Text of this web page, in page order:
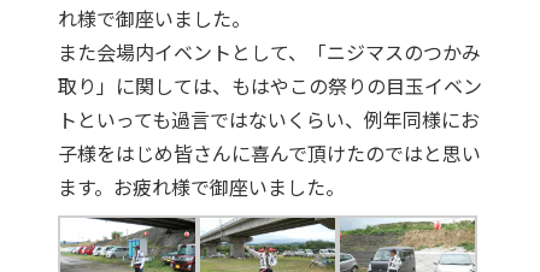
れ様で御座いました。
また会場内イベントとして、「ニジマスのつかみ
取り」に関しては、もはやこの祭りの目玉イベン
トといっても過言ではないくらい、例年同様にお
子様をはじめ皆さんに喜んで頂けたのではと思い
ます。お疲れ様で御座いました。